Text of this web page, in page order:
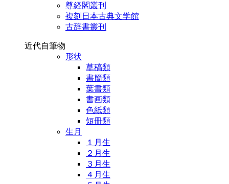
尊経閣叢刊
複刻日本古典文学館
古辞書叢刊
近代自筆物
形状
草稿類
書簡類
葉書類
書画類
色紙類
短冊類
生月
１月生
２月生
３月生
４月生